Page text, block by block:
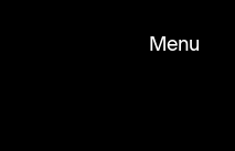
Menu